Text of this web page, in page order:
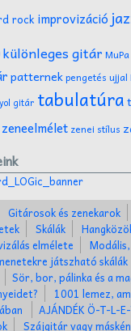
rock improvizáció
különleges gitár MuPa
patternekpengetés ujjal
gitár tabulatúra
zeneelmélet zenei stílus
Gitárosok és zenekarok
Skálák
elmélete
játszható skálák
Sör, bor, pálinka és a
1001 lemez,
AJÁNDÉK Ö-T-L-
Szájgitár vagy